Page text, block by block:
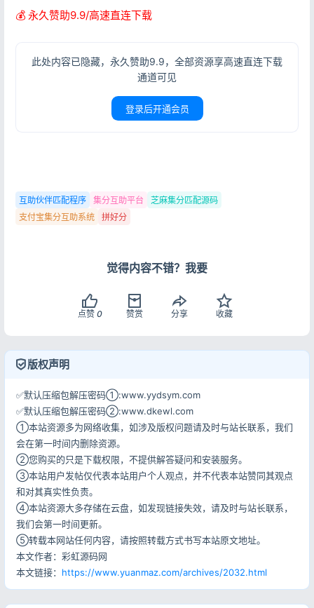
💰 永久赞助9.9/高速直连下载
此处内容已隐藏，永久赞助9.9，全部资源享高速直连下载
通道可见
登录后开通会员
互助伙伴匹配程序 集分互助平台
芝麻集分匹配源码
支付宝集分互助系统
拼好分
觉得内容不错？我要
点赞 0 赞赏 分享 收藏
版权声明
✅默认压缩包解压密码①:www.yydsym.com
✅默认压缩包解压密码②:www.dkewl.com
①本站资源多为网络收集，如涉及版权问题请及时与站长联系，我们
会在第一时间内删除资源。
②您购买的只是下载权限，不提供解答疑问和安装服务。
③本站用户发帖仅代表本站用户个人观点，并不代表本站赞同其观点
和对其真实性负责。
④本站资源大多存储在云盘，如发现链接失效，请及时与站长联系，
我们会第一时间更新。
⑤转载本网站任何内容，请按照转载方式书写本站原文地址。
本文作者：彩虹源码网
本文链接： https://www.yuanmaz.com/archives/2032.html
登录
没有账号？立即注册
记住登录
登录
用户协议 隐私政策